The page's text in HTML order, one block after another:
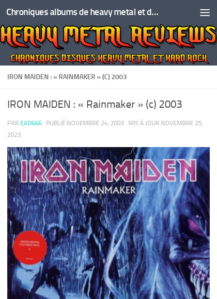
Skip to content Chroniques albums de heavy metal et de hard rock
IRON MAIDEN : « RAINMAKER » (C) 2003
IRON MAIDEN : « Rainmaker » (c) 2003
PAR EAD666 · PUBLIÉ NOVEMBRE 24, 2003 · MIS À JOUR NOVEMBRE 25,
2023